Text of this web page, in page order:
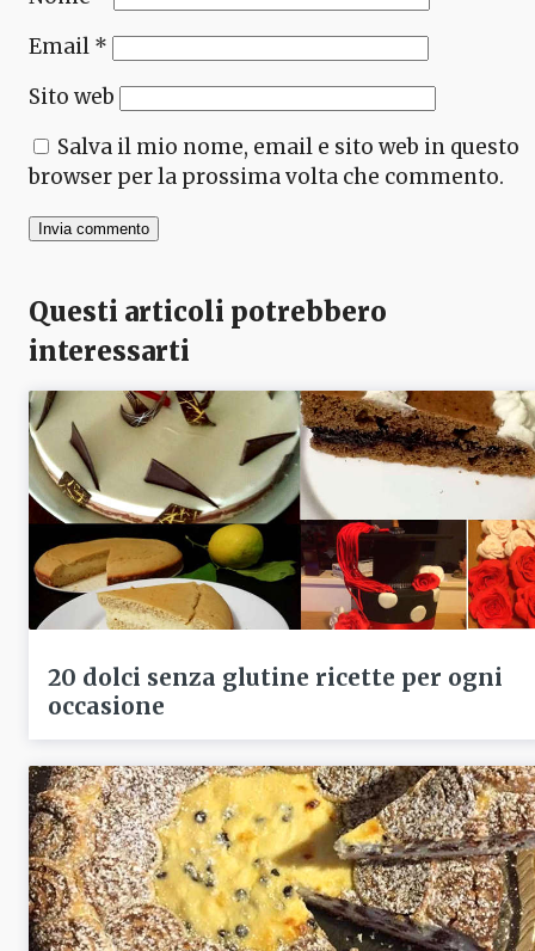
Email *
Sito web
Salva il mio nome, email e sito web in questo
browser per la prossima volta che commento.
Questi articoli potrebbero
interessarti
20 dolci senza glutine ricette per ogni
occasione